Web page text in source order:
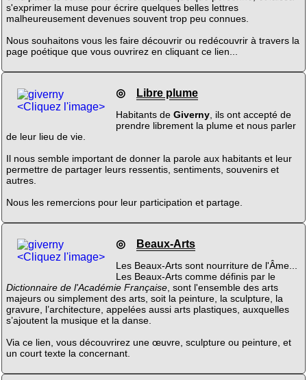
s'exprimer la muse pour écrire quelques belles lettres
malheureusement devenues souvent trop peu connues.
Nous souhaitons vous les faire découvrir ou redécouvrir à travers la
page poétique que vous ouvrirez en cliquant ce lien...
<Cliquez l'image>
◎ Libre plume
Habitants de Giverny, ils ont accepté de
prendre librement la plume et nous parler
de leur lieu de vie.
Il nous semble important de donner la parole aux habitants et leur
permettre de partager leurs ressentis, sentiments, souvenirs et
autres.
Nous les remercions pour leur participation et partage.
<Cliquez l'image>
◎ Beaux-Arts
Les Beaux-Arts sont nourriture de l'Âme...
Les Beaux-Arts comme définis par le
Dictionnaire de l'Académie Française, sont l'ensemble des arts
majeurs ou simplement des arts, soit la peinture, la sculpture, la
gravure, l’architecture, appelées aussi arts plastiques, auxquelles
s’ajoutent la musique et la danse.
Via ce lien, vous découvrirez une œuvre, sculpture ou peinture, et
un court texte la concernant.